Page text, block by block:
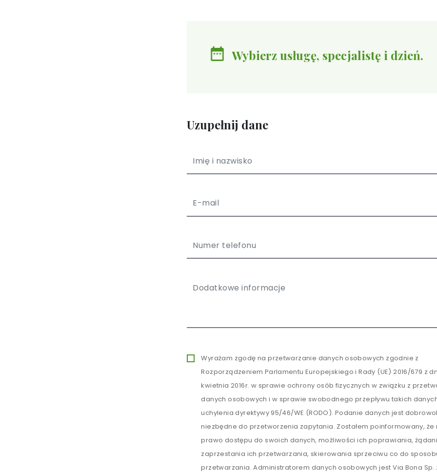
Wybierz usługę, specjalistę i dzień.
Uzupełnij dane
Wyrażam zgodę na przetwarzanie danych osobowych zgodnie z
Rozporządzeniem Parlamentu Europejskiego i Rady (UE) 2016/679 z
kwietnia 2016r. w sprawie ochrony osób fizycznych w związku z
danych osobowych i w sprawie swobodnego przepływu takich
uchylenia dyrektywy 95/46/WE (RODO). Podanie danych jest
niezbędne do przetworzenia zapytania. Zostałem poinformowany, że
prawo dostępu do swoich danych, możliwości ich poprawiania,
zaprzestania ich przetwarzania, skierowania sprzeciwu co do
przetwarzania. Administratorem danych osobowych jest Via Bona Sp.